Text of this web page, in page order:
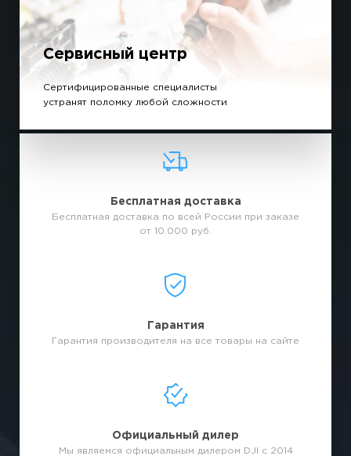
Сервисный центр
Сертифицированные специалисты
устранят поломку любой сложности
Бесплатная доставка
Бесплатная доставка по всей России при заказе
от 10.000 руб.
Гарантия
Гарантия производителя на все товары на сайте
Официальный дилер
Мы являемся официальным дилером DJI с 2014